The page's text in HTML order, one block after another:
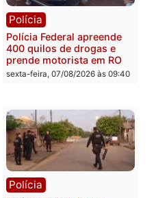
Política
primeiro pastor de
Rondônia na Câmara
Federal
sexta-feira, 07/08/2026 às